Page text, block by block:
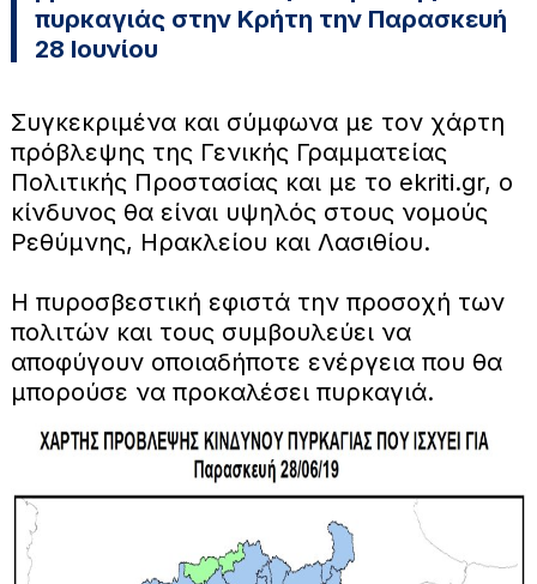
πυρκαγιάς στην Κρήτη την Παρασκευή
28 Ιουνίου
Συγκεκριμένα και σύμφωνα με τον χάρτη
πρόβλεψης της Γενικής Γραμματείας
Πολιτικής Προστασίας και με το ekriti.gr, ο
κίνδυνος θα είναι υψηλός στους νομούς
Ρεθύμνης, Ηρακλείου και Λασιθίου.
Η πυροσβεστική εφιστά την προσοχή των
πολιτών και τους συμβουλεύει να
αποφύγουν οποιαδήποτε ενέργεια που θα
μπορούσε να προκαλέσει πυρκαγιά.